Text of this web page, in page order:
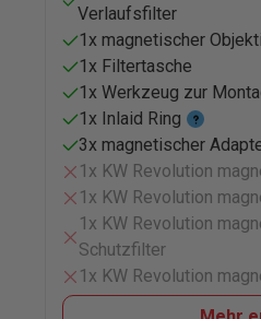
Verlaufsfilter
1x magnetischer
1x Filtertasche
1x Werkzeug zur
1x Inlaid Ring
3x magnetischer
1x KW Revolution
1x KW Revolution
1x KW Revolution
Schutzfilter
1x KW Revolution